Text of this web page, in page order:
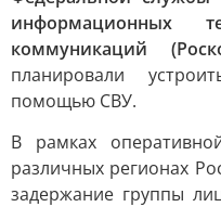
информационных
коммуникаций
планировали
помощью СВУ.
В рамках
различных регионах
задержание группы